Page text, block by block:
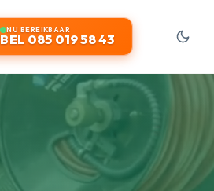
NU BEREIKBAAR
BEL 085 019 58 43